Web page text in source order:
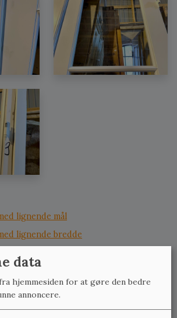
lignende mål
lignende bredde
med lignende mål
med lignende bredde
med lignende højde
data
hjemmesiden for at gøre den bedre
annoncere.